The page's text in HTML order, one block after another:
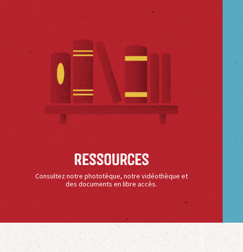
Ressources
Consultez notre phototèque, notre vidéothèque et
des documents en libre accès.